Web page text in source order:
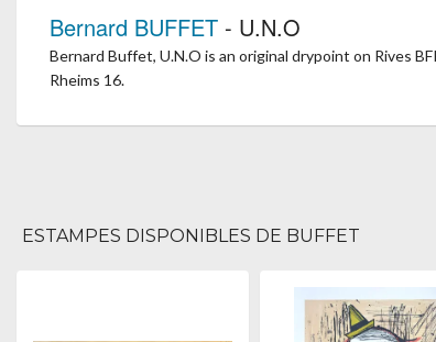
Bernard BUFFET - U.N.O
Bernard Buffet, U.N.O is an original drypoint on Rives
Rheims 16.
ESTAMPES DISPONIBLES DE BUFFET